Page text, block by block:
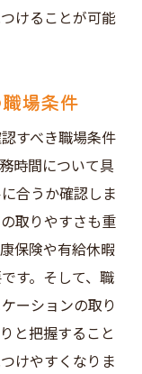
けることが可能
場条件
すべき職場条件
時間について具
合うか確認しま
取りやすさも重
保険や有給休暇
す。そして、職
ーションの取り
と把握すること
けやすくなりま